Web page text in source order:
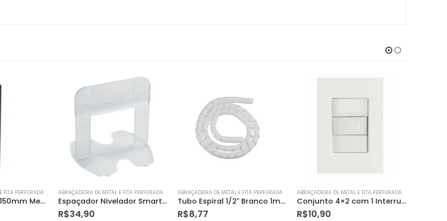
FITA PERFURADA
Espaçador Nivelador Smart 1,5mm com 100 Unidades
ABRAÇADEIRA DE METAL E FITA PERFURADA
Tubo Espiral 1/2″ Branco 1m – Tramontina
R$8,77
ABRAÇADEIRA DE METAL E FITA PERFURADA
Conjunto 4×2 com 1 Interruptor Simples 10 a 250 V Giz Branco – Tramontina
R$10,90
ABRAÇADEIRA DE METAL E FITA PERFURADA
Conjunto Caixa 1 Interruptor Simples250v/ 10a + 1 Tomada 2p + T250v/ 10a – Tramontina
R$17,65